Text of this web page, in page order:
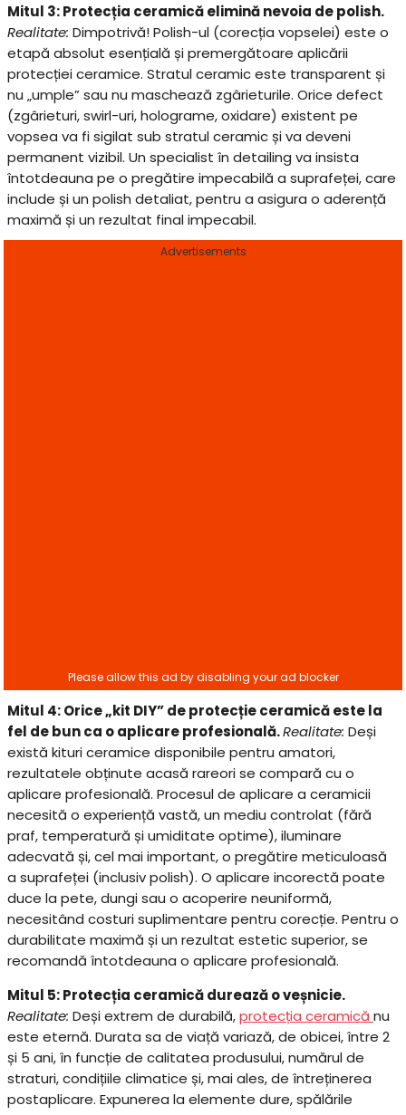
Mitul 3: Protecția ceramică elimină nevoia de polish.
Realitate: Dimpotrivă! Polish-ul (corecția vopselei) este o
etapă absolut esențială și premergătoare aplicării
protecției ceramice. Stratul ceramic este transparent și
nu „umple” sau nu maschează zgârieturile. Orice defect
(zgârieturi, swirl-uri, holograme, oxidare) existent pe
vopsea va fi sigilat sub stratul ceramic și va deveni
permanent vizibil. Un specialist în detailing va insista
întotdeauna pe o pregătire impecabilă a suprafeței, care
include și un polish detaliat, pentru a asigura o aderență
maximă și un rezultat final impecabil.
Advertisements
Mitul 4: Orice „kit DIY” de protecție ceramică este la
fel de bun ca o aplicare profesională.Realitate: Deși
există kituri ceramice disponibile pentru amatori,
rezultatele obținute acasă rareori se compară cu o
aplicare profesională. Procesul de aplicare a ceramicii
necesită o experiență vastă, un mediu controlat (fără
praf, temperatură și umiditate optime), iluminare
adecvată și, cel mai important, o pregătire meticuloasă
a suprafeței (inclusiv polish). O aplicare incorectă poate
duce la pete, dungi sau o acoperire neuniformă,
necesitând costuri suplimentare pentru corecție. Pentru o
durabilitate maximă și un rezultat estetic superior, se
recomandă întotdeauna o aplicare profesională.
Mitul 5: Protecția ceramică durează o veșnicie.
Realitate: Deși extrem de durabilă,protecția ceramică nu
este eternă. Durata sa de viață variază, de obicei, între 2
și 5 ani, în funcție de calitatea produsului, numărul de
straturi, condițiile climatice și, mai ales, de întreținerea
postaplicare. Expunerea la elemente dure, spălările